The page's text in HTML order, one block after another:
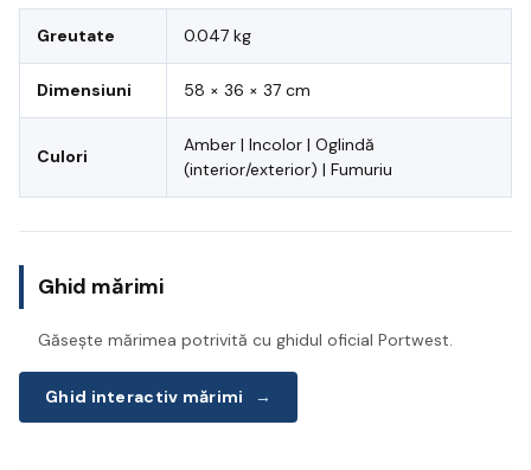
Greutate 0.047 kg
Dimensiuni 58 × 36 × 37 cm
Culori
Amber | Incolor | Oglindă
(interior/exterior) | Fumuriu
Ghid mărimi
Găsește mărimea potrivită cu ghidul oficial Portwest.
Ghid interactiv mărimi →